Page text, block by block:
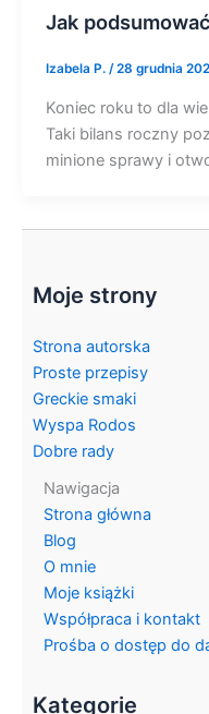
Jak
Izabela P. /28 grudnia
Koniec roku to dla
Taki bilans roczny
minione sprawy i
Moje strony
Strona autorska
Proste przepisy
Greckie smaki
Wyspa Rodos
Dobre rady
Nawigacja
Strona główna
Blog
O mnie
Moje książki
Współpraca i kontakt
Prośba o dostęp do
Kategorie